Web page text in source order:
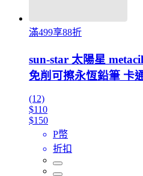
滿499享88折
sun-star 太陽星
免削可擦永恆鉛筆 卡
(12)
$110
$150
P幣
折扣